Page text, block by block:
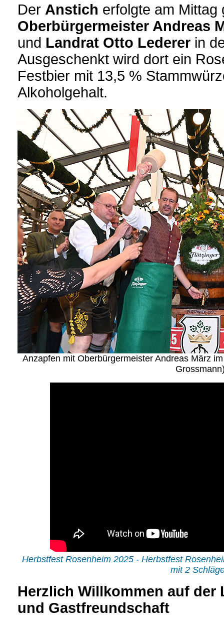
Der Anstich erfolgte am Mittag
Oberbürgermeister Andreas
und Landrat Otto Lederer in
Ausgeschenkt wird dort ein
Festbier mit 13,5 %
Alkoholgehalt.
Anzapfen mit Oberbürgermeister Andreas März
Herbstfest Rosenheim 2025 - Herbstfest
mit 2
Herzlich Willkommen auf
und Gastfreundschaft